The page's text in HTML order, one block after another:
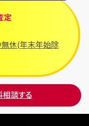
定
無休(年末年始除
談する